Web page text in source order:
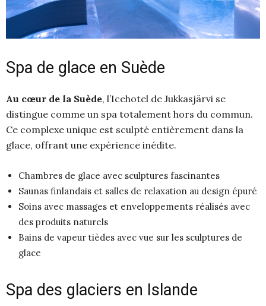
Spa de glace en Suède
Au cœur de la Suède, l’Icehotel de Jukkasjärvi se
distingue comme un spa totalement hors du commun.
Ce complexe unique est sculpté entièrement dans la
glace, offrant une expérience inédite.
Chambres de glace avec sculptures fascinantes
Saunas finlandais et salles de relaxation au design épuré
Soins avec massages et enveloppements réalisés avec
des produits naturels
Bains de vapeur tièdes avec vue sur les sculptures de
glace
Spa des glaciers en Islande